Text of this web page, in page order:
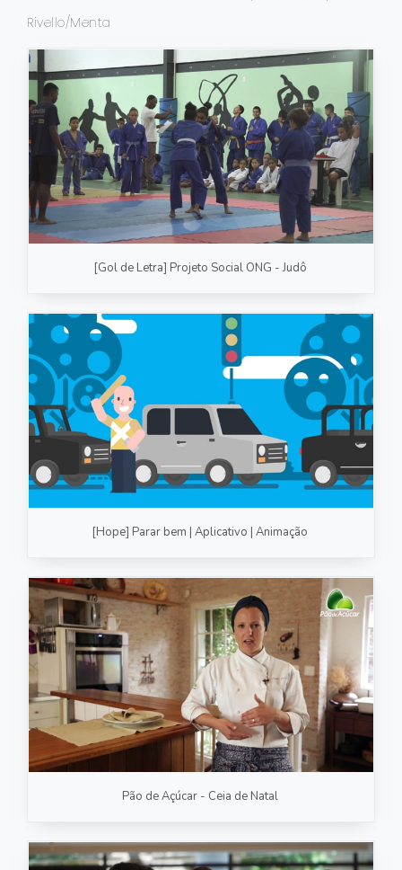
PRODUTO/SERVIÇO
GASTRONOMIA
CORPORATIVO
ESTÚDIO
FOTO/VÍDEO
VÍDEOS DE GASTRONOMIA
PRODUTO/SERVIÇO
INSTITUCIONAL
Rivello/Menta
[Gol de Letra] Projeto Social ONG - Judô
[Hope] Parar bem | Aplicativo | Animação
Pão de Açúcar - Ceia de Natal